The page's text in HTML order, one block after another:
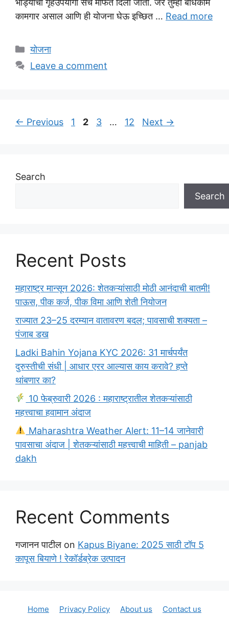
कामगार असाल आणि ही योजना घेऊ इच्छित … Read more
Categories
योजना
Leave a comment
← Previous Page
1 Page
2 Page
3 … Page
12 Next →
Search
Search
Recent Posts
महाराष्ट्र मान्सून 2026: शेतकऱ्यांसाठी मोठी आनंदाची बातमी!
पाऊस, पीक कर्ज, पीक विमा आणि शेती नियोजन
राज्यात 23–25 दरम्यान वातावरण बदल; पावसाची शक्यता –
पंजाब डख
Ladki Bahin Yojana KYC 2026: 31 मार्चपर्यंत
दुरुस्तीची संधी | आधार एरर आल्यास काय करावे? हप्ते
थांबणार का?
10 फेब्रुवारी 2026 : महाराष्ट्रातील शेतकऱ्यांसाठी
महत्त्वाचा हवामान अंदाज
Maharashtra Weather Alert: 11–14 जानेवारी
पावसाचा अंदाज | शेतकऱ्यांसाठी महत्त्वाची माहिती – panjab
dakh
Recent Comments
गजानन पाटील on Kapus Biyane: 2025 साठी टॉप 5
कापूस बियाणे ! रेकॉर्डब्रेक उत्पादन
Home Privacy Policy About us
Contact us